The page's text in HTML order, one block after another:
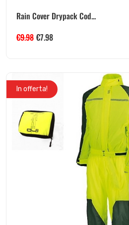
Rain Cover Drypack Cod...
€9.98 €7.98
In offerta!